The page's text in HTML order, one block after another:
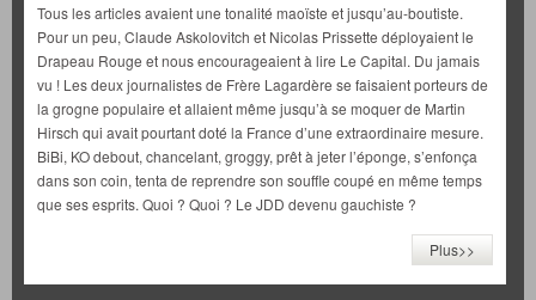
Tous les articles avaient une tonalité maoïste et jusqu’au-boutiste.
Pour un peu, Claude Askolovitch et Nicolas Prissette déployaient le
Drapeau Rouge et nous encourageaient à lire Le Capital. Du jamais
vu ! Les deux journalistes de Frère Lagardère se faisaient porteurs de
la grogne populaire et allaient même jusqu’à se moquer de Martin
Hirsch qui avait pourtant doté la France d’une extraordinaire mesure.
BiBi, KO debout, chancelant, groggy, prêt à jeter l’éponge, s’enfonça
dans son coin, tenta de reprendre son souffle coupé en même temps
que ses esprits. Quoi ? Quoi ? Le JDD devenu gauchiste ?
Plus>>